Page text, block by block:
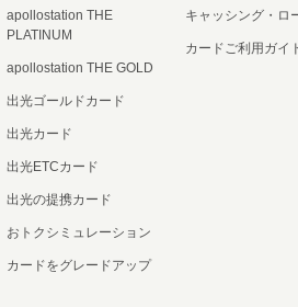
apollostation THE
PLATINUM
apollostation THE GOLD
出光ゴールドカード
出光カード
出光ETCカード
出光の提携カード
おトクシミュレーション
カードをグレードアップ
キャッシング・ロ
カードご利用ガイ